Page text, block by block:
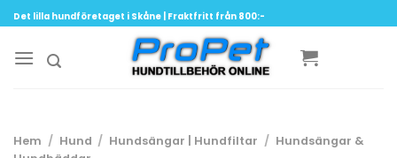
Skip
to
content
Det lilla hundföretaget i Skåne | Fraktfritt från 800:-
Hem / Hund / Hundsängar | Hundfiltar / Hundsängar &